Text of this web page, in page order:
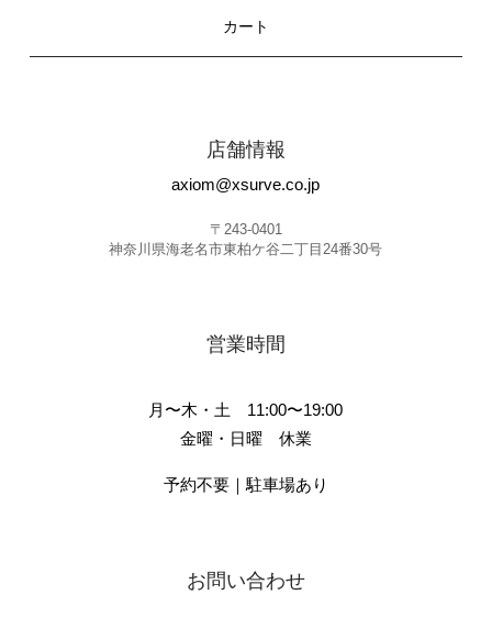
カート
店舗情報
axiom@xsurve.co.jp
〒243-0401
神奈川県海老名市東柏ケ谷二丁目24番30号
営業時間
月〜木・土 11:00〜19:00
金曜・日曜 休業
予約不要｜駐車場あり
お問い合わせ